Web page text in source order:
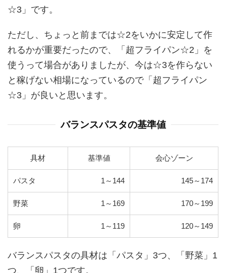
☆3」です。
ただし、ちょっと前までは☆2をいかに安定して作
れるかが重要だったので、「超フライパン☆2」を
使うって場合がありましたが、今は☆3を作らない
と稼げない相場になっているので「超フライパン
☆3」が良いと思います。
バランスパスタの基準値
具材 基準値 会心ゾーン
パスタ 1～144 145～174
野菜 1～169 170～199
卵 1～119 120～149
バランスパスタの具材は「パスタ」3つ、「野菜」1
つ、「卵」1つです。